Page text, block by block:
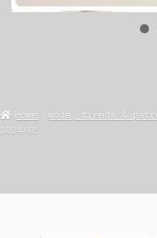
Home mode, trends &
2024/05